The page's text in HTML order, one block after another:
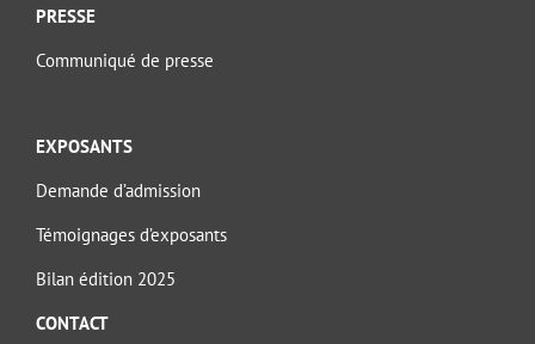
PRESSE
Communiqué de presse
EXPOSANTS
Demande d’admission
Témoignages d’exposants
Bilan édition 2025
CONTACT